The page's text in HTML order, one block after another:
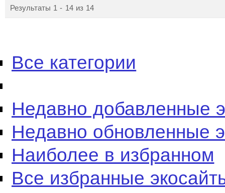
Результаты 1 - 14 из 14
Все категории
Недавно добавленные
Недавно обновленные
Наиболее в избранном
Все избранные